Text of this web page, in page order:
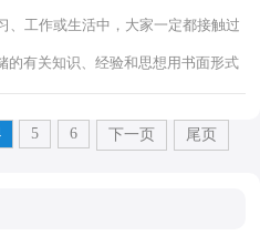
、工作或生活中，大家一定都接触过
的有关知识、经验和思想用书面形式
5 6 下一页 尾页